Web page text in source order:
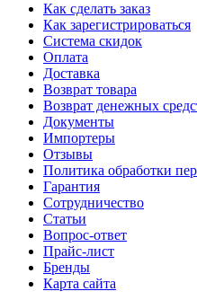
Как сделать заказ
Как зарегистрироваться
Система скидок
Оплата
Доставка
Возврат товара
Возврат денежных
Документы
Импортеры
Отзывы
Политика обработки
Гарантия
Сотрудничество
Статьи
Вопрос-ответ
Прайс-лист
Бренды
Карта сайта